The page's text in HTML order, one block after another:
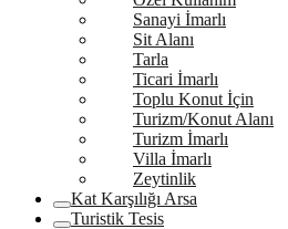
Sanayi İmarlı
Sit Alanı
Tarla
Ticari İmarlı
Toplu Konut İçin
Turizm/Konut Alanı
Turizm İmarlı
Villa İmarlı
Zeytinlik
Kat Karşılığı Arsa
Turistik Tesis